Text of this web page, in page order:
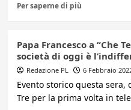
Per saperne di più
Papa Francesco a “Che
società di oggi è
Redazione PL 6 Febbraio
Evento storico questa sera,
Tre per la prima volta in